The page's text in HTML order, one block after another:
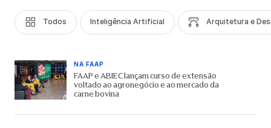
Todos Inteligência Artificial Arquitetura e
NA FAAP
FAAP e ABIEC lançam curso de extensão
voltado ao agronegócio e ao mercado da
carne bovina